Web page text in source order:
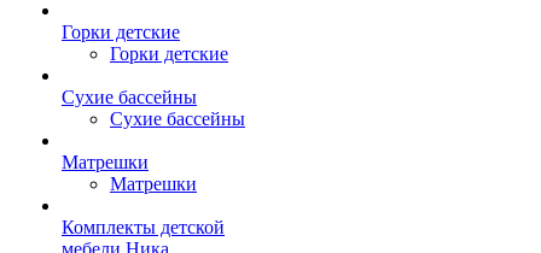
Горки детские
Горки детские
Сухие бассейны
Сухие бассейны
Матрешки
Матрешки
Комплекты детской
мебели Ника